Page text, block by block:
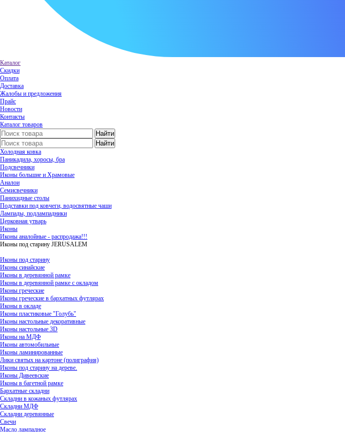
Каталог
Скидки
Оплата
Доставка
Жалобы и предложения
Прайс
Новости
Контакты
Каталог товаров
Холодная ковка
Паникадила, хоросы, бра
Подсвечники
Иконы большие и Храмовые
Аналои
Семисвечники
Панихидные столы
Подставки под ковчеги, водосвятные чаши
Лампады, подлампадники
Церковная утварь
Иконы
Иконы аналойные - распродажа!!!
Иконы под старину JERUSALEM
Иконы под старину
Иконы синайские
Иконы в деревянной рамке
Иконы в деревянной рамке с окладом
Иконы греческие
Иконы греческие в бархатных футлярах
Иконы в окладе
Иконы пластиковые "Голубь"
Иконы настольные декоративные
Иконы настольные 3D
Иконы на МДФ
Иконы автомобильные
Иконы ламинированные
Лики святых на картоне (полиграфия)
Иконы под старину на дереве.
Иконы Дивеевские
Иконы в багетной рамке
Бархатные складни
Складни в кожаных футлярах
Складни МДФ
Складни деревянные
Свечи
Масло лампадное